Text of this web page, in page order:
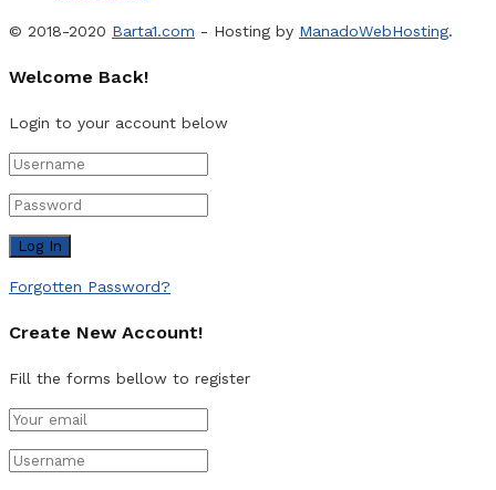
© 2018-2020 Barta1.com - Hosting by ManadoWebHosting.
Welcome Back!
Login to your account below
Forgotten Password?
Create New Account!
Fill the forms bellow to register